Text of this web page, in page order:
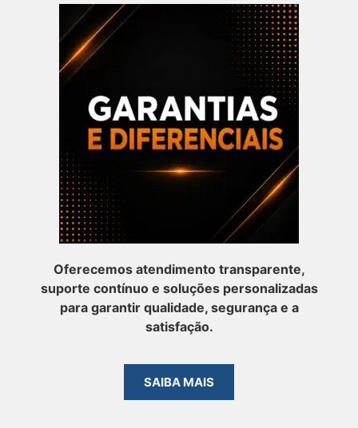
Oferecemos atendimento transparente,
suporte contínuo e soluções personalizadas
para garantir qualidade, segurança e a
satisfação.
SAIBA MAIS